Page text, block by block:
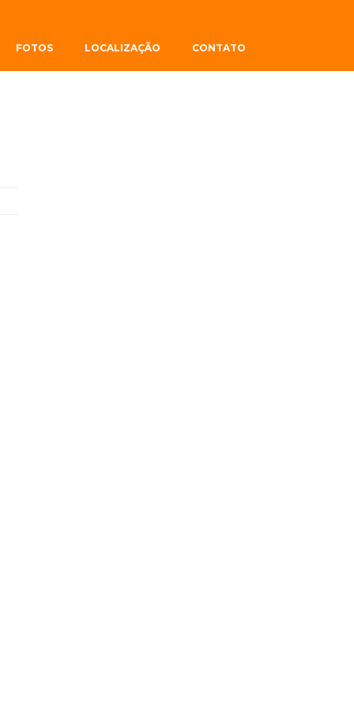
FOTOS LOCALIZAÇÃO CONTATO